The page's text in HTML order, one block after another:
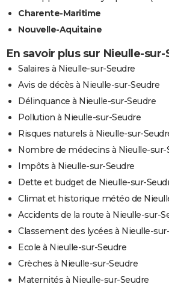
Charente-Maritime
Nouvelle-Aquitaine
En savoir plus sur Nieulle-
Salaires à Nieulle-sur-Seudre
Avis de décès à Nieulle-sur-Seudre
Délinquance à Nieulle-sur-Seudre
Pollution à Nieulle-sur-Seudre
Risques naturels à Nieulle-sur-
Nombre de médecins à Nieulle-sur-
Impôts à Nieulle-sur-Seudre
Dette et budget de Nieulle-sur-
Climat et historique météo de
Accidents de la route à Nieulle-sur-
Classement des lycées à Nieulle-
Ecole à Nieulle-sur-Seudre
Crèches à Nieulle-sur-Seudre
Maternités à Nieulle-sur-Seudre